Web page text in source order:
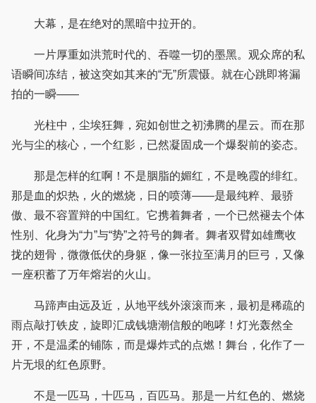
大幕，是在绝对的黑暗中拉开的。
一片厚重如洪荒时代的、吞噬一切的墨黑。观众席的私
语瞬间冻结，被这突如其来的“无”所震慑。就在心跳即将漏
拍的一瞬——
光柱中，尘埃狂舞，宛如创世之初沸腾的星云。而在那
光与尘的核心，一个红影，已然凝固成一个爆裂前的姿态。
那是怎样的红啊！不是胭脂的媚红，不是晚霞的绯红。
那是血的炽热，火的燃烧，日的喷薄——是最纯粹、最骄
傲、最不容置辩的中国红。它携着舞者，一个已然褪去个体
性别、化身为“力”与“势”之符号的舞者。舞者双臂如雄鹰收
拢的翅骨，微微低伏的身躯，像一张拉至满月的巨弓，又像
一座积蓄了万年熔岩的火山。
马蹄声由远及近，从地平线外滚滚而来，最初是稀疏的
雨点敲打铁皮，旋即汇成钱塘潮信般的咆哮！灯光轰然全
开，不是温柔的铺陈，而是爆炸式的点燃！舞台，化作了一
片无垠的红色原野。
不是一匹马，十匹马，百匹马。那是一片红色的、燃烧